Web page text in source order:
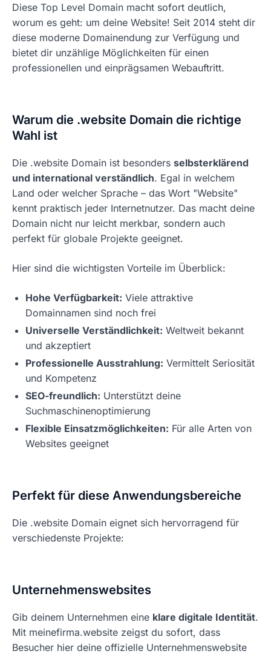
Diese Top Level Domain macht sofort deutlich,
worum es geht: um deine Website! Seit 2014 steht dir
diese moderne Domainendung zur Verfügung und
bietet dir unzählige Möglichkeiten für einen
professionellen und einprägsamen Webauftritt.
Warum die .website Domain die richtige
Wahl ist
Die .website Domain ist besonders selbsterklärend
und international verständlich. Egal in welchem
Land oder welcher Sprache – das Wort "Website"
kennt praktisch jeder Internetnutzer. Das macht deine
Domain nicht nur leicht merkbar, sondern auch
perfekt für globale Projekte geeignet.
Hier sind die wichtigsten Vorteile im Überblick:
Hohe Verfügbarkeit: Viele attraktive
Domainnamen sind noch frei
Universelle Verständlichkeit: Weltweit bekannt
und akzeptiert
Professionelle Ausstrahlung: Vermittelt Seriosität
und Kompetenz
SEO-freundlich: Unterstützt deine
Suchmaschinenoptimierung
Flexible Einsatzmöglichkeiten: Für alle Arten von
Websites geeignet
Perfekt für diese Anwendungsbereiche
Die .website Domain eignet sich hervorragend für
verschiedenste Projekte:
Unternehmenswebsites
Gib deinem Unternehmen eine klare digitale Identität.
Mit meinefirma.website zeigst du sofort, dass
Besucher hier deine offizielle Unternehmenswebsite